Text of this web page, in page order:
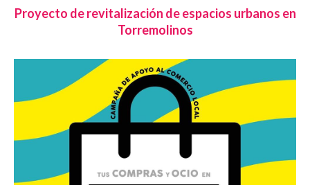
Proyecto de revitalización de espacios urbanos en
Torremolinos